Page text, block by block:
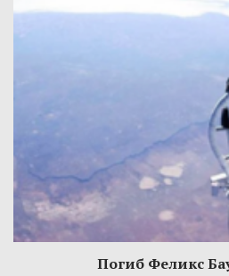
Погиб Феликс